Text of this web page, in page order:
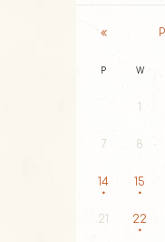
P W
1
7 8
14 15
21 22